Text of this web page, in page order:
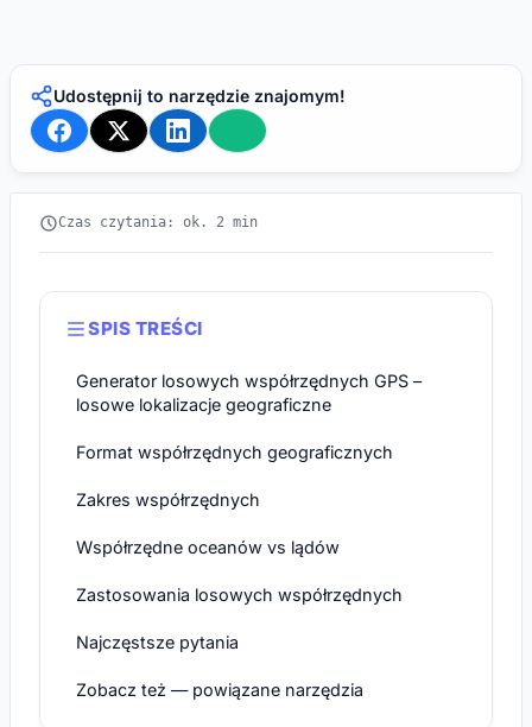
Udostępnij to narzędzie znajomym!
Czas czytania: ok. 2 min
SPIS TREŚCI
Generator losowych współrzędnych GPS –
losowe lokalizacje geograficzne
Format współrzędnych geograficznych
Zakres współrzędnych
Współrzędne oceanów vs lądów
Zastosowania losowych współrzędnych
Najczęstsze pytania
Zobacz też — powiązane narzędzia